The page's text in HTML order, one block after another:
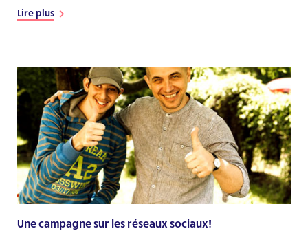
Lire plus
Une campagne sur les réseaux sociaux!